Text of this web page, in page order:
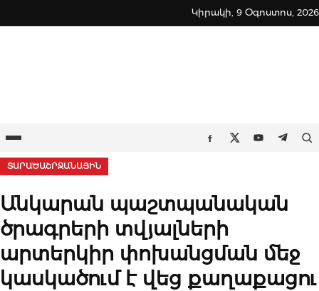
to
Կիրակի, 9 Օգոստոս, 2026
Ընտրացանկ Facebook
TwitterYoutube
ՏԱՐԱԾԱՇՐՋԱՆԱՅԻՆ
Անկարան պաշտպանական
ծրագրերի տվյալների
արտերկիր փոխանցման մեջ
կասկածում է վեց քաղաքացու